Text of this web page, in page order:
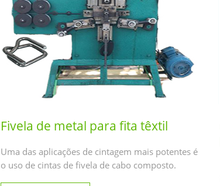
Fivela de metal para fita têxtil
Uma das aplicações de cintagem mais potentes é
o uso de cintas de fivela de cabo composto.